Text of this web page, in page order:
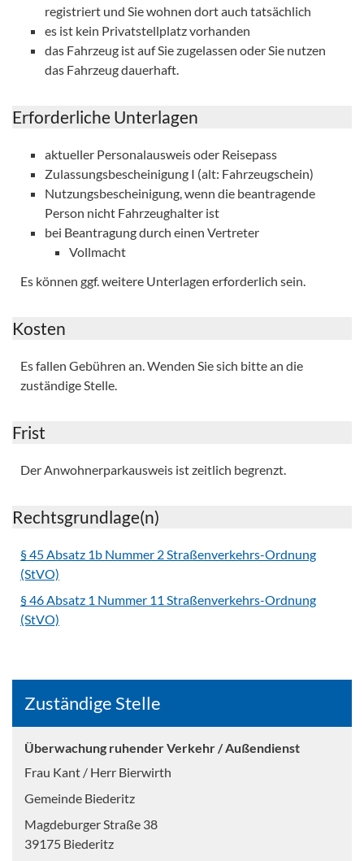
registriert und Sie wohnen dort auch tatsächlich
es ist kein Privatstellplatz vorhanden
das Fahrzeug ist auf Sie zugelassen oder Sie nutzen
das Fahrzeug dauerhaft.
Erforderliche Unterlagen
aktueller Personalausweis oder Reisepass
Zulassungsbescheinigung I (alt: Fahrzeugschein)
Nutzungsbescheinigung, wenn die beantragende
Person nicht Fahrzeughalter ist
bei Beantragung durch einen Vertreter
Vollmacht
Es können ggf. weitere Unterlagen erforderlich sein.
Kosten
Es fallen Gebühren an. Wenden Sie sich bitte an die
zuständige Stelle.
Frist
Der Anwohnerparkausweis ist zeitlich begrenzt.
Rechtsgrundlage(n)
§ 45 Absatz 1b Nummer 2 Straßenverkehrs-Ordnung
(StVO)
§ 46 Absatz 1 Nummer 11 Straßenverkehrs-Ordnung
(StVO)
Zuständige Stelle
Überwachung ruhender Verkehr / Außendienst
Frau Kant / Herr Bierwirth
Gemeinde Biederitz
Magdeburger Straße 38
39175 Biederitz